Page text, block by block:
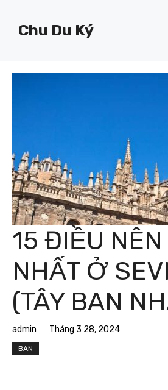
Chu Du Ký
15 ĐIỀU NÊN
NHẤT Ở
(TÂY BAN
admin Tháng 3 28, 2024
BAN